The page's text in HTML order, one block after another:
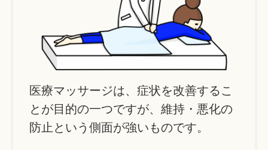
医療マッサージは、症状を改善するこ
とが目的の一つですが、維持・悪化の
防止という側面が強いものです。